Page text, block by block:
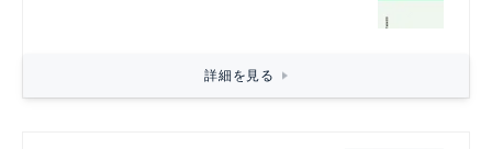
詳細を見る